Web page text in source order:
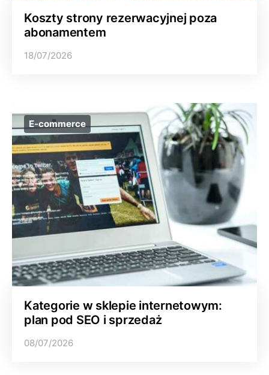
Koszty strony rezerwacyjnej poza
abonamentem
18/07/2026
E-commerce
Kategorie w sklepie internetowym:
plan pod SEO i sprzedaż
08/07/2026